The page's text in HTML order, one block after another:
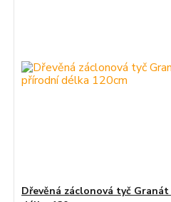
Dřevěná záclonová tyč